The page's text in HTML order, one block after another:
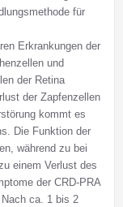
für
Erkrankungen der
und
der Retina
der Zapfenzellen
kommt es
Die Funktion der
während zu bei
einem Verlust des
der CRD-PRA
ca. 1 bis 2